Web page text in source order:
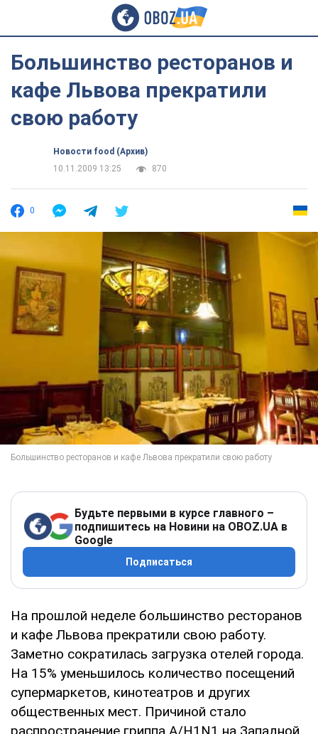
Большинство ресторанов и
кафе Львова прекратили
свою работу
Новости food (Архив)
10.11.2009 13:25
870
0
Будьте первыми в курсе главного –
подпишитесь на Новини на OBOZ.UA в
Google
Подписаться
На прошлой неделе большинство ресторанов
и кафе Львова прекратили свою работу.
Заметно сократилась загрузка отелей города.
На 15% уменьшилось количество посещений
супермаркетов, кинотеатров и других
общественных мест. Причиной стало
распространение гриппа A/H1N1 на Западной